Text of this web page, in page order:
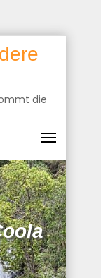
die